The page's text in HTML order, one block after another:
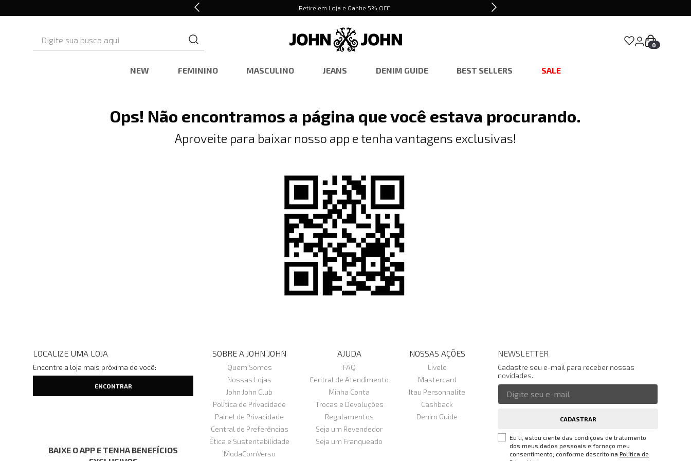
Retire em Loja e Ganhe 5% OFF
0
NEW FEMININO MASCULINO JEANS DENIM GUIDE BEST SELLERS SALE
Ops! Não encontramos a página que você estava procurando.
Aproveite para baixar nosso app e tenha vantagens exclusivas!
LOCALIZE UMA LOJA
Encontre a loja mais próxima de você:
BAIXE O APP E TENHA BENEFÍCIOS
SOBRE A JOHN JOHN
Quem Somos
Nossas Lojas
John John Club
Política de Privacidade
Painel de Privacidade
Central de Preferências
Ética e Sustentabilidade
ModaComVerso
AJUDA
FAQ
Central de Atendimento
Minha Conta
Trocas e Devoluções
Regulamentos
Seja um Revendedor
Seja um Franqueado
NOSSAS AÇÕES
Livelo
Mastercard
Itau Personnalite
Cashback
Denim Guide
NEWSLETTER
Cadastre seu e-mail para receber nossas
novidades.
CADASTRAR
Eu li, estou ciente das condições de tratamento
dos meus dados pessoais e forneço meu
consentimento, conforme descrito na Política de